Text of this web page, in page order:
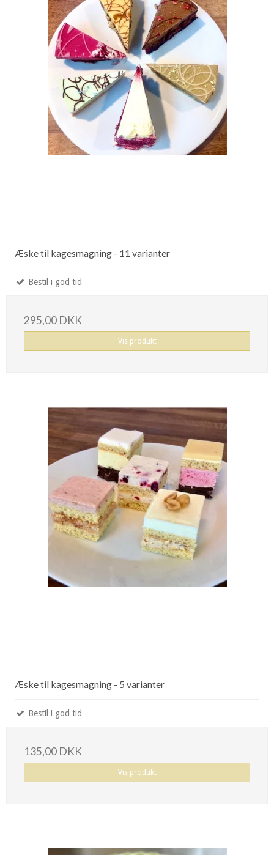
Æske til kagesmagning - 11 varianter
Bestil i god tid
295,00 DKK
Vis produkt
Æske til kagesmagning - 5 varianter
Bestil i god tid
135,00 DKK
Vis produkt